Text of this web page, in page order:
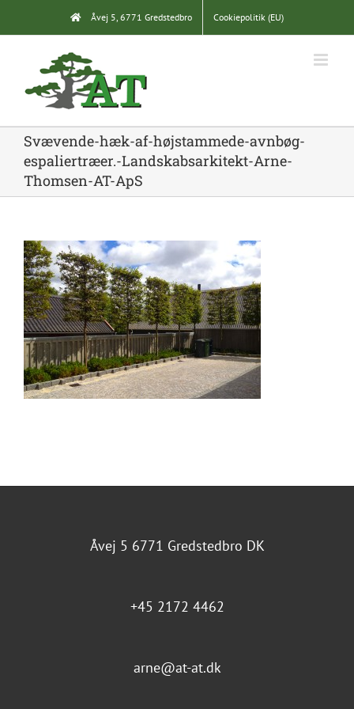
content
Åvej 5, 6771 Gredstedbro Cookiepolitik (EU)
Svævende-hæk-af-højstammede-avnbøg-
espaliertræer.-Landskabsarkitekt-Arne-
Thomsen-AT-ApS
Åvej 5 6771 Gredstedbro DK
+45 2172 4462
arne@at-at.dk